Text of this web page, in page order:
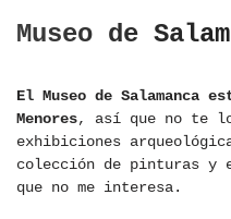
Museo de
El Museo de Salamanca
Menores, así que no te lo
exhibiciones
colección de pinturas
que no me interesa.